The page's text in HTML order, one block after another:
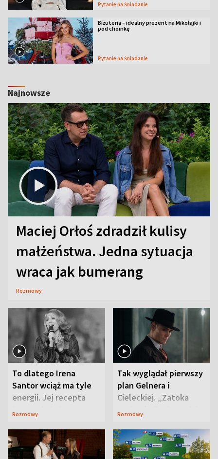
Pytanie na Śniadanie
Biżuteria – idealny prezent na Mikołajki i
pod choinkę
Pytanie na Śniadanie
Najnowsze
Maciej Orłoś zdradził kulisy
małżeństwa. Jedna sytuacja
wraca jak bumerang
Rozmowy
To dlatego Irena
Santor wciąż ma tyle
energii. Jej recepta
jest zaskakująco
Rozmowy
Tak wyglądał pierwszy
plan Gelnera i
Cieleckiej. „Zatoka
szpiegów” od razu ich
Rozmowy